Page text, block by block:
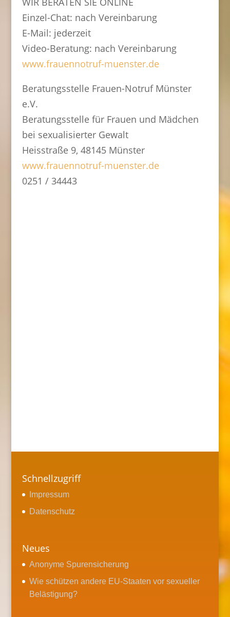
Einzel-Chat: nach Vereinbarung
E-Mail: jederzeit
Video-Beratung: nach Vereinbarung
www.frauennotruf-muenster.de
Beratungsstelle Frauen-Notruf Münster
e.V.
Beratungsstelle für Frauen und Mädchen
bei sexualisierter Gewalt
Heisstraße 9, 48145 Münster
www.frauennotruf-muenster.de
0251 / 34443
Schnellzugriff
Impressum
Datenschutz
Neues
Anonyme Spurensicherung
Wie schützen andere EU-Staaten vor sexueller
Belästigung?